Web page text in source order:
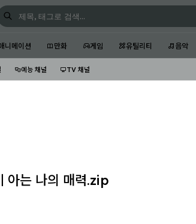
니메이션 만화 게임 유틸리티 음악
예능 채널 TV 채널
아는 나의 매력.zip